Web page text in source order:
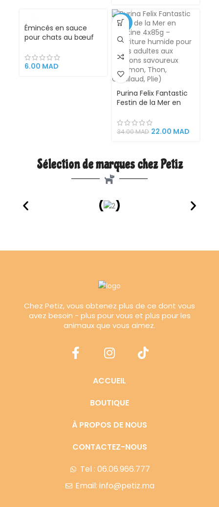
Aliment Complet
Riche en Nutriments
Essentiels
Émincés en sauce
pour chats au bœuf
6.00 MAD
-35%
Purina Felix Fantastic
Festin de la Mer en
Nourriture humide
pour chats adultes
Thon, Cabillaud, Plie)
34.00MAD 22.00 MAD
Sélection de marques chez Petiz
Chez Petiz, vous obtenez plus de ce dont vous
avez besoin - plus pour vous et plus pour les
animaux que vous aimez.
ACCUEIL
BOUTIQUE
À PROPOS DE NOUS
CONTACTEZ-NOUS
Tel : 06.06.966.777
Email: info@petiz.ma